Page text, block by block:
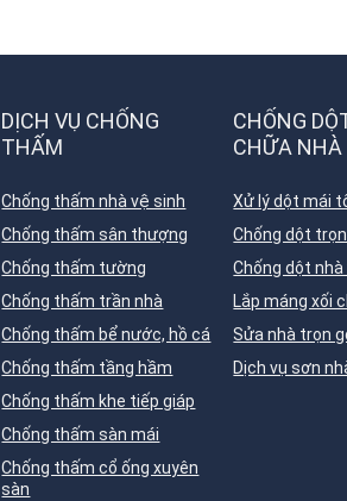
DỊCH VỤ CHỐNG
THẤM
Chống thấm nhà vệ sinh
Chống thấm sân thượng
Chống thấm tường
Chống thấm trần nhà
Chống thấm bể nước, hồ cá
Chống thấm tầng hầm
Chống thấm khe tiếp giáp
Chống thấm sàn mái
Chống thấm cổ ống xuyên
sàn
CHỐNG
CHỮA NHÀ
Xử lý dột mái
Chống dột
Chống dột
Lắp máng xối
Sửa nhà trọn
Dịch vụ sơn